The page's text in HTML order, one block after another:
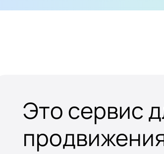
Это сервис